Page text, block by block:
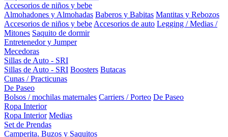
Accesorios de niños y bebe
Almohadones y Almohadas Baberos y Babitas Mantitas y Rebozos
Accesorios de niños y bebe Accesorios de auto Legging / Medias /
Mitones Saquito de dormir
Entretenedor y Jumper
Mecedoras
Sillas de Auto - SRI
Sillas de Auto - SRI Boosters Butacas
Cunas / Practicunas
De Paseo
Bolsos / mochilas maternales Carriers / Porteo De Paseo
Ropa Interior
Ropa Interior Medias
Set de Prendas
Camperita, Buzos y Saquitos